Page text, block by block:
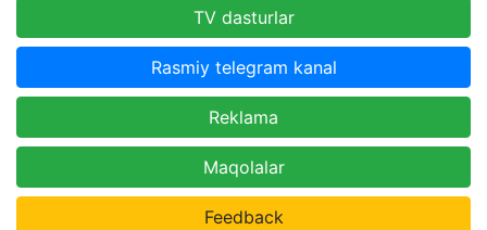
TV dasturlar
Rasmiy telegram kanal
Reklama
Maqolalar
Feedback